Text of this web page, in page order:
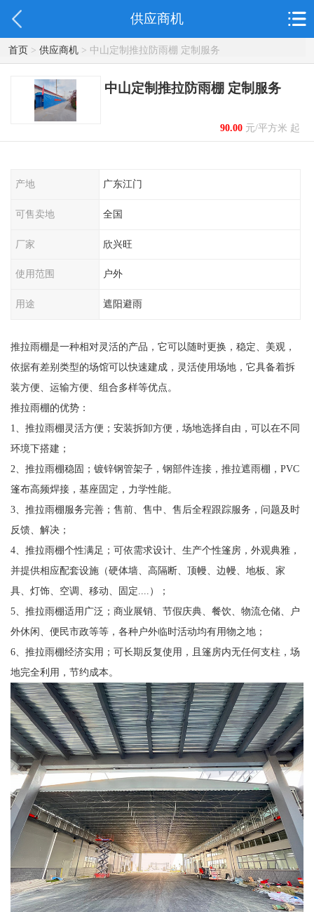
供应商机
首页> 供应商机> 中山定制推拉防雨棚 定制服务
中山定制推拉防雨棚 定制服务
90.00元/平方米 起
产地 广东江门
可售卖地 全国
厂家 欣兴旺
使用范围 户外
用途 遮阳避雨
推拉雨棚是一种相对灵活的产品，它可以随时更换，稳定、美观，
依据有差别类型的场馆可以快速建成，灵活使用场地，它具备着拆
装方便、运输方便、组合多样等优点。
推拉雨棚的优势：
1、推拉雨棚灵活方便；安装拆卸方便，场地选择自由，可以在不同
环境下搭建；
2、推拉雨棚稳固；镀锌钢管架子，钢部件连接，推拉遮雨棚，PVC
篷布高频焊接，基座固定，力学性能。
3、推拉雨棚服务完善；售前、售中、售后全程跟踪服务，问题及时
反馈、解决；
4、推拉雨棚个性满足；可依需求设计、生产个性篷房，外观典雅，
并提供相应配套设施（硬体墙、高隔断、顶幔、边幔、地板、家
具、灯饰、空调、移动、固定....）；
5、推拉雨棚适用广泛；商业展销、节假庆典、餐饮、物流仓储、户
外休闲、便民市政等等，各种户外临时活动均有用物之地；
6、推拉雨棚经济实用；可长期反复使用，且篷房内无任何支柱，场
地完全利用，节约成本。